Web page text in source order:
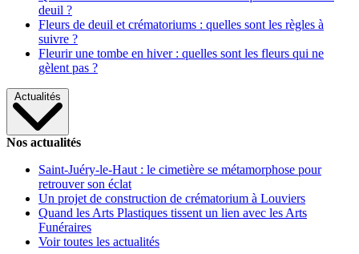
deuil ?
Fleurs de deuil et crématoriums : quelles sont les règles à
suivre ?
Fleurir une tombe en hiver : quelles sont les fleurs qui ne
gèlent pas ?
Actualités
Nos actualités
Saint-Juéry-le-Haut : le cimetière se métamorphose pour
retrouver son éclat
Un projet de construction de crématorium à Louviers
Quand les Arts Plastiques tissent un lien avec les Arts
Funéraires
Voir toutes les actualités